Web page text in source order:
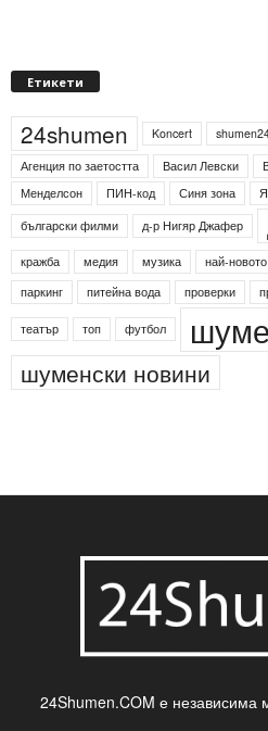
Етикети
24shumen Koncert
Агенция по заетостта
Васил Левски
Менделсон
ПИН-код Синя зона
български филми
д-р Нигяр Джафер
кражба медия музика най-новото
паркинг питейна вода проверки
театър топ футбол
шуменски новини
24Shumen.COM е независима